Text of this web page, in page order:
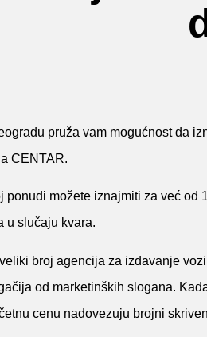
pruža vam mogućnost da
CENTAR.
ponudi možete iznajmiti za već
u slučaju kvara.
broj agencija za izdavanje
od marketinških slogana.
cenu nadovezuju brojni